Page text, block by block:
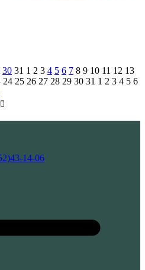
30 31 1 2 3 4 5 6 7 8 9 10 11 12 13
24 25 26 27 28 29 30 31 1 2 3 4 5 6
14-06